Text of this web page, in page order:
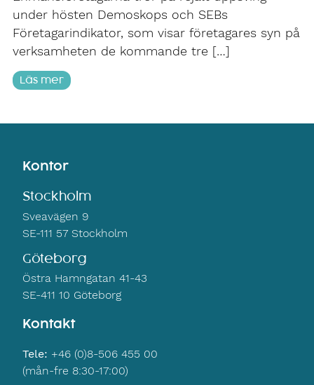
under hösten Demoskops och SEBs
Företagarindikator, som visar företagares syn på
verksamheten de kommande tre […]
Läs mer
Kontor
Stockholm
Sveavägen 9
SE-111 57 Stockholm
Göteborg
Östra Hamngatan 41-43
SE-411 10 Göteborg
Kontakt
Tele: +46 (0)8-506 455 00
(mån-fre 8:30-17:00)